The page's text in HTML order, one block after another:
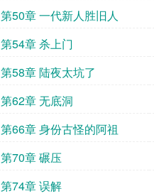
第50章 一代新人胜旧人
第54章 杀上门
第58章 陆夜太坑了
第62章 无底洞
第66章 身份古怪的阿祖
第70章 碾压
第74章 误解